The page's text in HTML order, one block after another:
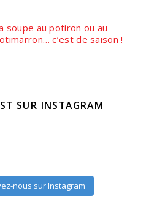
soupe au potiron ou au
c’est de saison !
SUR INSTAGRAM
nous sur Instagram